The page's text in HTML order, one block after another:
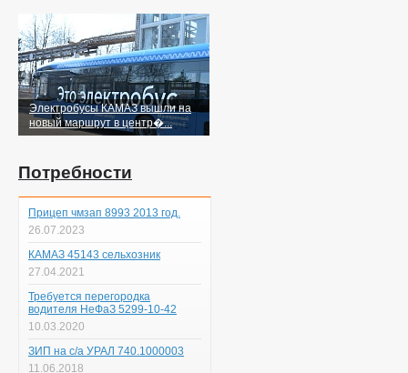
Электробусы КАМАЗ вышли на
новый маршрут в центр�...
Потребности
Прицеп чмзап 8993 2013 год.
26.07.2023
КАМАЗ 45143 сельхозник
27.04.2021
Требуется перегородка
водителя НеФаЗ 5299-10-42
10.03.2020
ЗИП на с/а УРАЛ 740.1000003
11.06.2018